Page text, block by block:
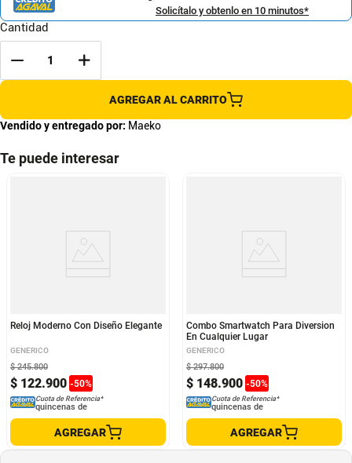
Solicítalo y obtenlo en 10 minutos*
Cantidad
AGREGAR AL CARRITO
Vendido y entregado por: Maeko
Te puede interesar
Reloj Moderno Con Diseño Elegante
GENERICO
$ 122.900 -50%
$ 245.800
Cuota de Referencia*
quincenas de
AGREGAR
Combo Smartwatch Para Diversion
En Cualquier Lugar
GENERICO
$ 148.900 -50%
$ 297.800
Cuota de Referencia*
quincenas de
AGREGAR